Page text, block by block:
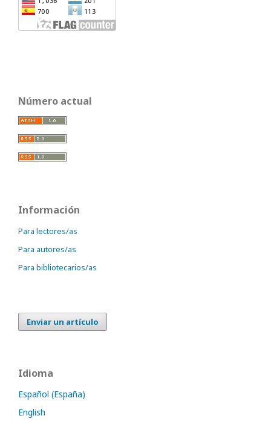
Número actual
Información
Para lectores/as
Para autores/as
Para bibliotecarios/as
Enviar un artículo
Idioma
Español (España)
English